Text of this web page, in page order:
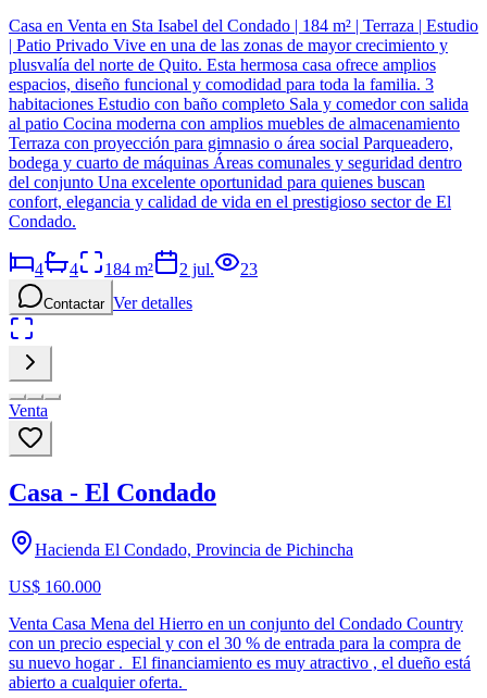
Casa en Venta en Sta Isabel del Condado | 184 m² | Terraza | Estudio
| Patio Privado Vive en una de las zonas de mayor crecimiento y
plusvalía del norte de Quito. Esta hermosa casa ofrece amplios
espacios, diseño funcional y comodidad para toda la familia. 3
habitaciones Estudio con baño completo Sala y comedor con salida
al patio Cocina moderna con amplios muebles de almacenamiento
Terraza con proyección para gimnasio o área social Parqueadero,
bodega y cuarto de máquinas Áreas comunales y seguridad dentro
del conjunto Una excelente oportunidad para quienes buscan
confort, elegancia y calidad de vida en el prestigioso sector de El
Condado.
4 4 184 m² 2 jul. 23
Contactar Ver detalles
Venta
Casa - El Condado
Hacienda El Condado, Provincia de Pichincha
US$ 160.000
Venta Casa Mena del Hierro en un conjunto del Condado Country
con un precio especial y con el 30 % de entrada para la compra de
su nuevo hogar . El financiamiento es muy atractivo , el dueño está
abierto a cualquier oferta.